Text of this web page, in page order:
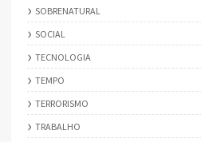
SOBRENATURAL
SOCIAL
TECNOLOGIA
TEMPO
TERRORISMO
TRABALHO